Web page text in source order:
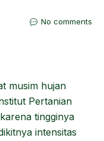
No comments
musim hujan
Pertanian
tingginya
intensitas